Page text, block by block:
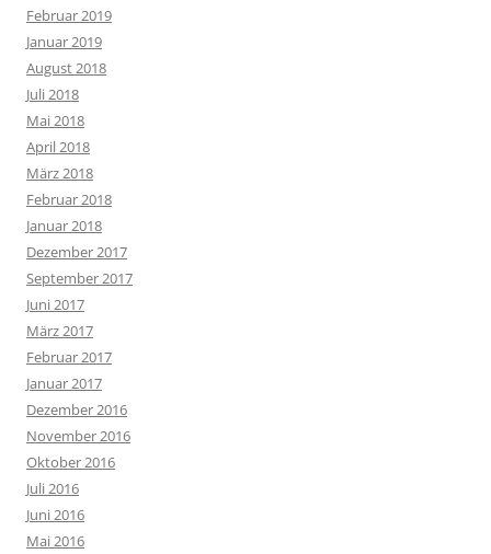
Februar 2019
Januar 2019
August 2018
Juli 2018
Mai 2018
April 2018
März 2018
Februar 2018
Januar 2018
Dezember 2017
September 2017
Juni 2017
März 2017
Februar 2017
Januar 2017
Dezember 2016
November 2016
Oktober 2016
Juli 2016
Juni 2016
Mai 2016